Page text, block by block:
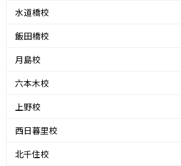
水道橋校
飯田橋校
月島校
六本木校
上野校
西日暮里校
北千住校